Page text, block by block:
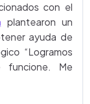
con el
plantearon un
ayuda de
“Logramos
funcione. Me